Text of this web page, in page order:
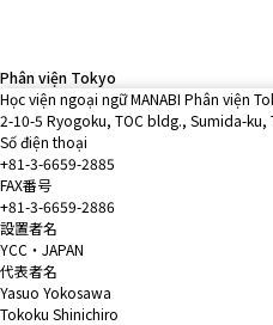
Phân viện Tokyo
Học viện ngoại ngữ MANABI Phân viện
2-10-5 Ryogoku, TOC bldg., Sumida-
Số điện thoại
+81-3-6659-2885
FAX番号
+81-3-6659-2886
設置者名
YCC・JAPAN
代表者名
Yasuo Yokosawa
Tokoku Shinichiro